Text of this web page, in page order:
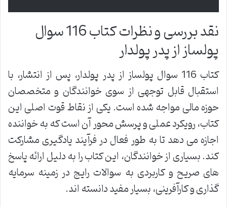
نقد بررسی و نظرات کتاب 116 سوال
پولساز از پدر پولدار
کتاب 116 سوال پولساز از پدر پولدار، پس از انتشار، با
استقبال قابل توجهی از سوی خوانندگان و متخصصان
حوزه مالی مواجه شده است. یکی از نقاط قوت اصلی این
کتاب، رویکرد عملی و پرسش محور آن است که به خواننده
اجازه می دهد تا به طور فعال در فرآیند یادگیری مشارکت
کند. بسیاری از خوانندگان، این کتاب را به دلیل ارائه پاسخ
های صریح و کاربردی به سوالات رایج در زمینه سرمایه
گذاری و کارآفرینی، بسیار مفید دانسته اند.